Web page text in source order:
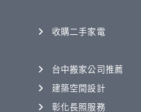
收購二手家電
台中搬家公司推薦
建築空間設計
彰化長照服務